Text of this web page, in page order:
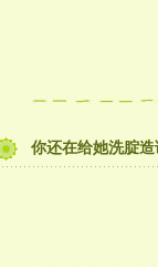
你还在给她洗腚